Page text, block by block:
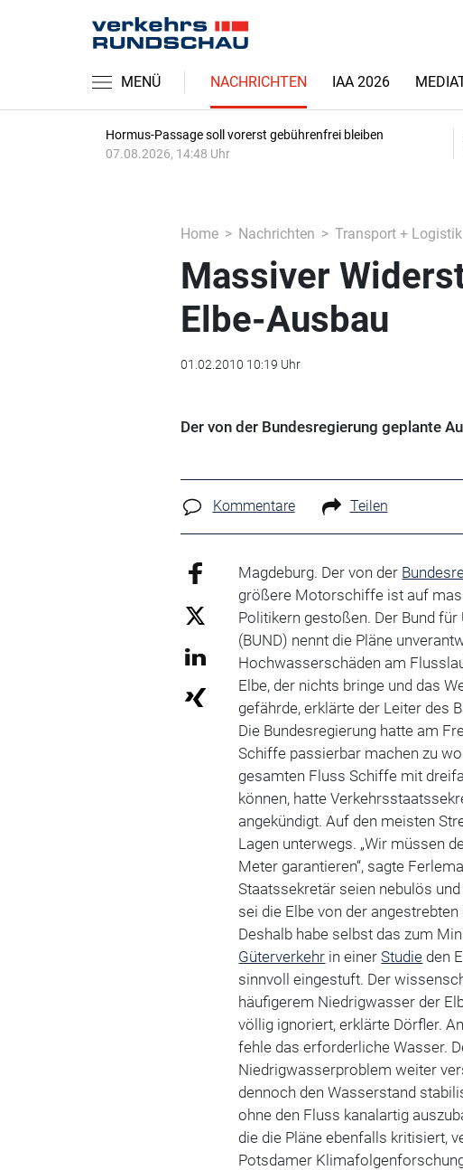
MENÜ NACHRICHTEN IAA 2026
Hormus-Passage soll vorerst gebührenfrei bleiben
07.08.2026, 14:48 Uhr
Home Nachrichten Transport + Logistik
Massiver
Elbe-Ausbau
01.02.2010 10:19 Uhr
Der von der Bundesregierung geplante
Kommentare Teilen
Magdeburg. Der von der
größere Motorschiffe ist auf
Politikern gestoßen. Der Bund
(BUND) nennt die Pläne
Hochwasserschäden am
Elbe, der nichts bringe und das
gefährde, erklärte der Leiter des
Die Bundesregierung hatte am
Schiffe passierbar machen zu
gesamten Fluss Schiffe mit
können, hatte
angekündigt. Auf den meisten
Lagen unterwegs. „Wir müssen
Meter garantieren“, sagte
Staatssekretär seien nebulös
sei die Elbe von der
Deshalb habe selbst das zum
Güterverkehr in einerStudie den
sinnvoll eingestuft. Der
häufigerem Niedrigwasser der
völlig ignoriert, erklärte Dörfler.
fehle das erforderliche Wasser.
Niedrigwasserproblem weiter
dennoch den Wasserstand
ohne den Fluss kanalartig
die die Pläne ebenfalls kritisiert,
Potsdamer